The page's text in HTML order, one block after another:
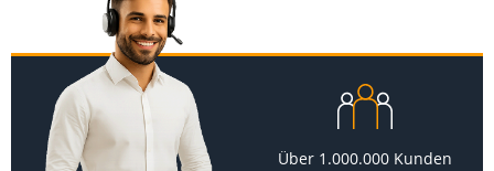
Über 1.000.000 Kunden